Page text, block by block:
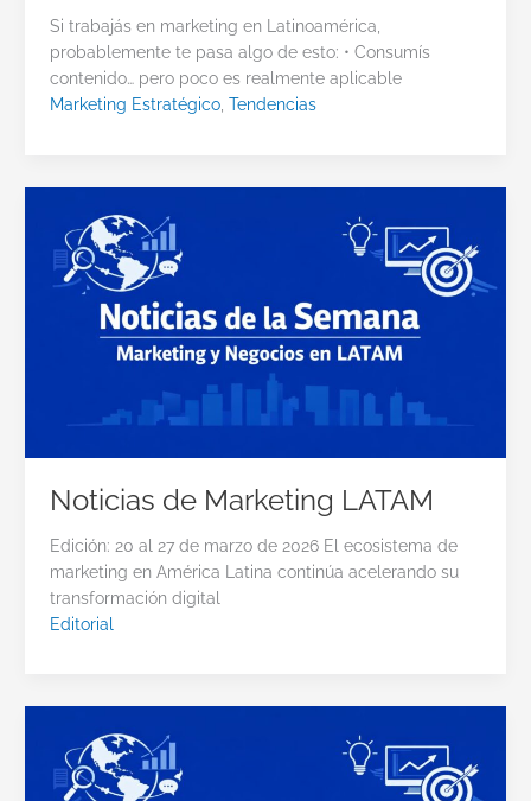
Si trabajás en marketing en Latinoamérica,
probablemente te pasa algo de esto: • Consumís
contenido… pero poco es realmente aplicable
Marketing Estratégico, Tendencias
Noticias de Marketing LATAM
Edición: 20 al 27 de marzo de 2026 El ecosistema de
marketing en América Latina continúa acelerando su
transformación digital
Editorial